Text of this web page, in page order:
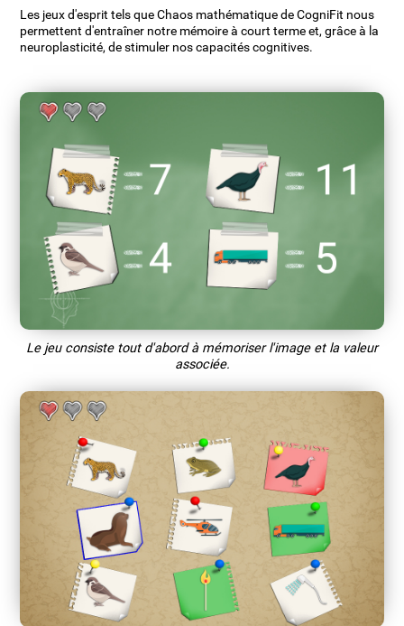
Les jeux d'esprit tels que Chaos mathématique de CogniFit nous
permettent d'entraîner notre mémoire à court terme et, grâce à la
neuroplasticité, de stimuler nos capacités cognitives.
Le jeu consiste tout d'abord à mémoriser l'image et la valeur
associée.